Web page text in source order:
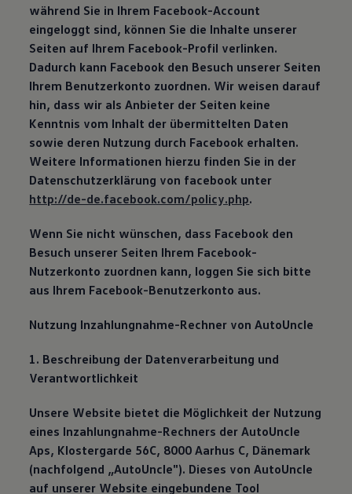
während Sie in Ihrem Facebook-Account
eingeloggt sind, können Sie die Inhalte unserer
Seiten auf Ihrem Facebook-Profil verlinken.
Dadurch kann Facebook den Besuch unserer Seiten
Ihrem Benutzerkonto zuordnen. Wir weisen darauf
hin, dass wir als Anbieter der Seiten keine
Kenntnis vom Inhalt der übermittelten Daten
sowie deren Nutzung durch Facebook erhalten.
Weitere Informationen hierzu finden Sie in der
Datenschutzerklärung von facebook unter
http://de-de.facebook.com/policy.php.
Wenn Sie nicht wünschen, dass Facebook den
Besuch unserer Seiten Ihrem Facebook-
Nutzerkonto zuordnen kann, loggen Sie sich bitte
aus Ihrem Facebook-Benutzerkonto aus.
Nutzung Inzahlungnahme-Rechner von AutoUncle
1. Beschreibung der Datenverarbeitung und
Verantwortlichkeit
Unsere Website bietet die Möglichkeit der Nutzung
eines Inzahlungnahme-Rechners der AutoUncle
Aps, Klostergarde 56C, 8000 Aarhus C, Dänemark
(nachfolgend „AutoUncle"). Dieses von AutoUncle
auf unserer Website eingebundene Tool